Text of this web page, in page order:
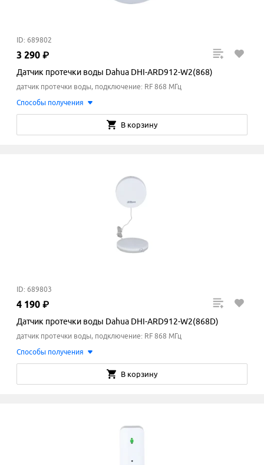
ID: 689802
3 290 ₽
Датчик протечки воды Dahua DHI-ARD912-W2(868)
датчик протечки воды, подключение: RF 868 МГц
Способы получения
В корзину
ID: 689803
4 190 ₽
Датчик протечки воды Dahua DHI-ARD912-W2(868D)
датчик протечки воды, подключение: RF 868 МГц
Способы получения
В корзину